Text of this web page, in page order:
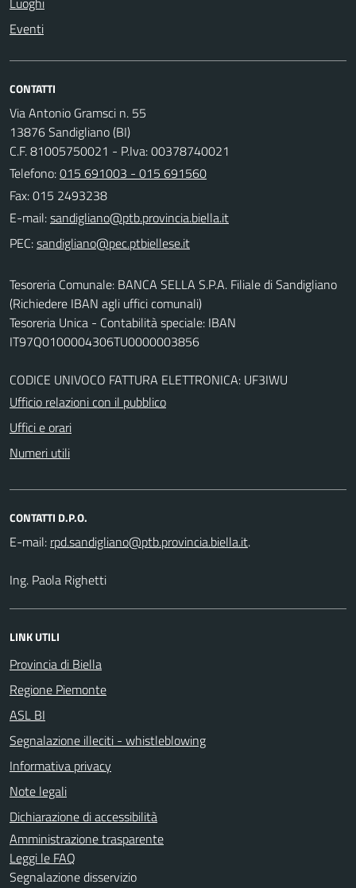
Eventi
CONTATTI
Via Antonio Gramsci n. 55
13876 Sandigliano (BI)
C.F. 81005750021 - P.Iva: 00378740021
Telefono:015 691003 - 015 691560
Fax: 015 2493238
E-mail:
PEC:
Tesoreria Comunale: BANCA SELLA S.P.A. Filiale di Sandigliano
(Richiedere IBAN agli uffici comunali)
Tesoreria Unica - Contabilità speciale: IBAN
IT97Q0100004306TU0000003856
CODICE UNIVOCO FATTURA ELETTRONICA: UF3IWU
Ufficio relazioni con il pubblico
Uffici e orari
Numeri utili
CONTATTI D.P.O.
E-mail:
.
Ing. Paola Righetti
LINK UTILI
Provincia di Biella
Regione Piemonte
ASL BI
Segnalazione illeciti - whistleblowing
Informativa privacy
Note legali
Dichiarazione di accessibilità
Amministrazione trasparente
Leggi le FAQ
Segnalazione disservizio